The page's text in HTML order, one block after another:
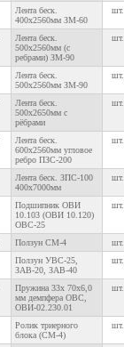
Лента беск.
400х2560мм ЗМ-60
шт.
Лента беск.
500х2560мм (с
ребрами) ЗМ-90
шт.
Лента беск.
500х2560мм ЗМ-90
шт.
Лента беск.
500х2650мм с
рёбрами
шт.
Лента беск.
600х2560мм угловое
ребро ПЗС-200
шт.
Лента беск. ЗПС-100
400х7000мм
шт.
Подшипник ОВИ
10.103 (ОВИ 10.120)
ОВС-25
шт.
Ползун СМ-4
шт.
Ползун УВС-25,
ЗАВ-20, ЗАВ-40
шт.
Пружина 33х 70х6,0
мм демпфера ОВС,
ОВИ-02.230.01
шт.
Ролик триерного
блока (СМ-4)
шт.